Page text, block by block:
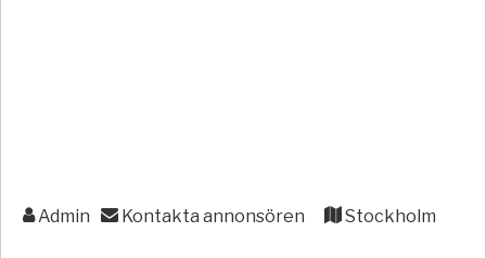
Admin Kontakta annonsören Stockholm